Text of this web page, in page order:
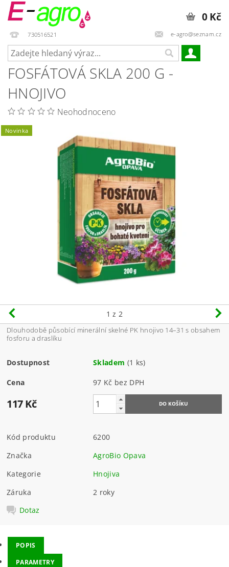
730516521 e-agro@seznam.cz
0 Kč
FOSFÁTOVÁ SKLA 200 G -
HNOJIVO
Neohodnoceno
Novinka
1 z 2
Dlouhodobě působící minerální skelné PK hnojivo 14–31 s obsahem
fosforu a draslíku
Dostupnost Skladem (1 ks)
Cena 97 Kč bez DPH
117 Kč
Kód produktu
6200
Značka
AgroBio Opava
Kategorie
Hnojiva
Záruka
2 roky
Dotaz
POPIS
PARAMETRY